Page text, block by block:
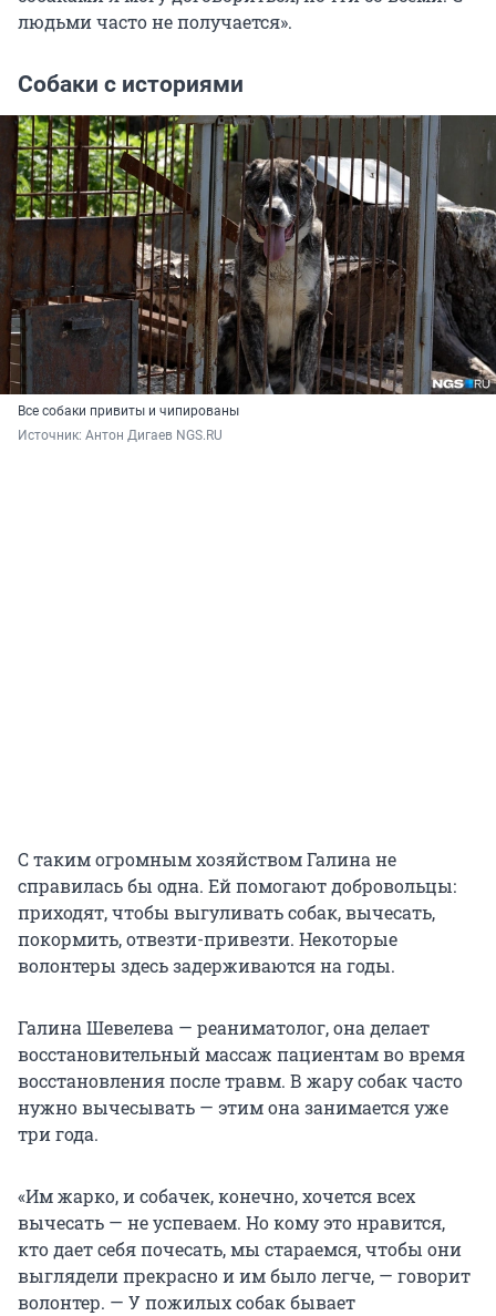
людьми часто не получается».
Собаки с историями
Все собаки привиты и чипированы
Источник: Антон Дигаев NGS.RU
С таким огромным хозяйством Галина не
справилась бы одна. Ей помогают добровольцы:
приходят, чтобы выгуливать собак, вычесать,
покормить, отвезти-привезти. Некоторые
волонтеры здесь задерживаются на годы.
Галина Шевелева — реаниматолог, она делает
восстановительный массаж пациентам во время
восстановления после травм. В жару собак часто
нужно вычесывать — этим она занимается уже
три года.
«Им жарко, и собачек, конечно, хочется всех
вычесать — не успеваем. Но кому это нравится,
кто дает себя почесать, мы стараемся, чтобы они
выглядели прекрасно и им было легче, — говорит
волонтер. — У пожилых собак бывает